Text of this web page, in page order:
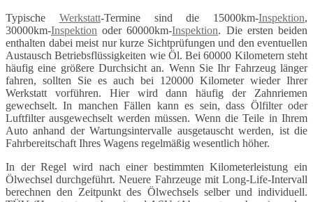
Typische Werkstatt-Termine sind die 15000km-Inspektion,
30000km-Inspektion oder 60000km-Inspektion. Die ersten beiden
enthalten dabei meist nur kurze Sichtprüfungen und den eventuellen
Austausch Betriebsflüssigkeiten wie Öl. Bei 60000 Kilometern steht
häufig eine größere Durchsicht an. Wenn Sie Ihr Fahrzeug länger
fahren, sollten Sie es auch bei 120000 Kilometer wieder Ihrer
Werkstatt vorführen. Hier wird dann häufig der Zahnriemen
gewechselt. In manchen Fällen kann es sein, dass Ölfilter oder
Luftfilter ausgewechselt werden müssen. Wenn die Teile in Ihrem
Auto anhand der Wartungsintervalle ausgetauscht werden, ist die
Fahrbereitschaft Ihres Wagens regelmäßig wesentlich höher.
In der Regel wird nach einer bestimmten Kilometerleistung ein
Ölwechsel durchgeführt. Neuere Fahrzeuge mit Long-Life-Intervall
berechnen den Zeitpunkt des Ölwechsels selber und individuell.